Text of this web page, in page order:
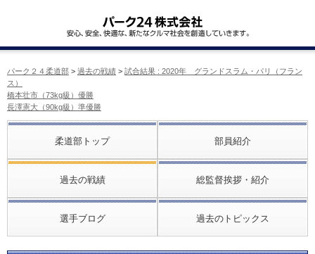
パーク２４柔道部 > 過去の戦績 > 試合結果 : 2020年 グランドスラム・パリ（フラン
ス）
橋本壮市（73kg級）優勝
長澤憲大（90kg級）準優勝
柔道部トップ 部員紹介
過去の戦績 総監督挨拶・紹介
選手ブログ 過去のトピックス